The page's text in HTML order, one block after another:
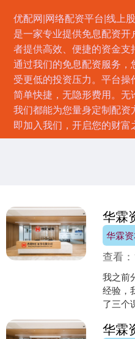
优配网|网络配资平台|线上
是一家专业提供免息配资
者提供高效、便捷的资金支
通过我们的免息配资服务
受更低的投资压力。平台
简单快捷，无隐形费用。无
我们都能为您量身定制配
即加入我们，开启您的财富
华霖
查看：
我之前
经验，
了三个
玄学的